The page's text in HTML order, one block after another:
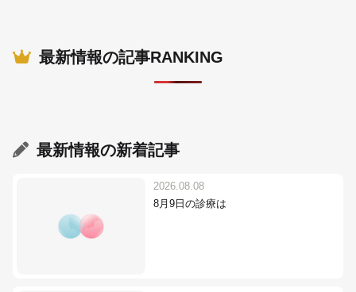
最新情報の記事RANKING
最新情報の新着記事
2026.08.08
8月9日の診療は